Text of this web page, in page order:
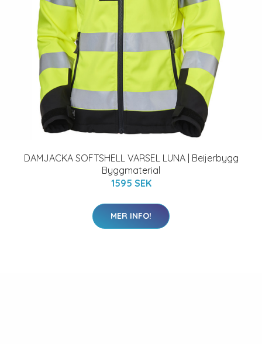
DAMJACKA SOFTSHELL VARSEL LUNA | Beijerbygg
Byggmaterial
1595 SEK
MER INFO!